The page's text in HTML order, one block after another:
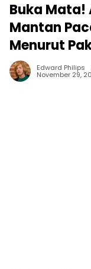
Buka Mata!
Mantan
Menurut
Edward Philips
November 29,